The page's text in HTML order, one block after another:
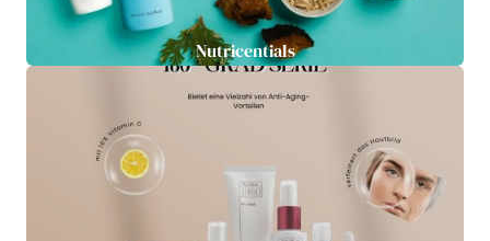
Nutricentials